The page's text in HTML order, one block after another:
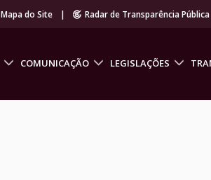
Mapa do Site | Radar de Transparência Pública
COMUNICAÇÃO LEGISLAÇÕES